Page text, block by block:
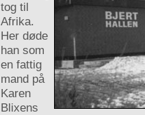
tog til
Afrika.
Her døde
han som
en fattig
mand på
Karen
Blixens